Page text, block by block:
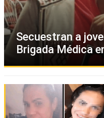
Secuestran a
Brigada Médica